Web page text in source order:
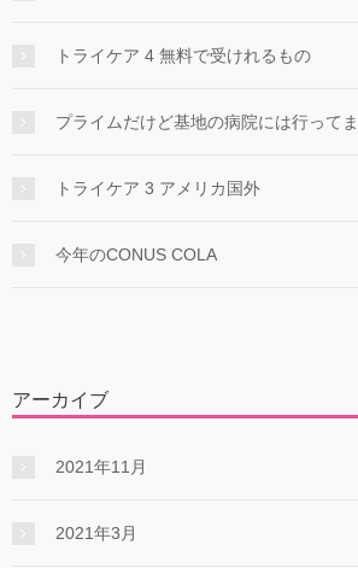
トライケア 4 無料で受けれるもの
プライムだけど基地の病院には行って
トライケア 3 アメリカ国外
今年のCONUS COLA
アーカイブ
2021年11月
2021年3月